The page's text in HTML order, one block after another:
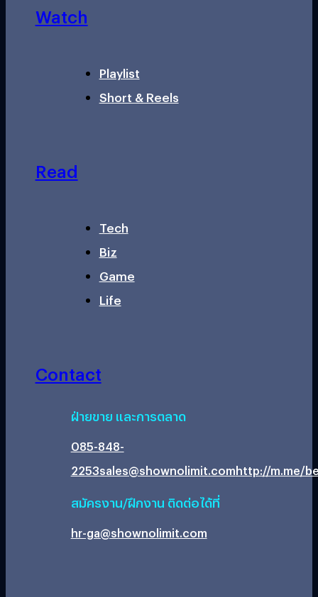
Watch
Playlist
Short & Reels
Read
Tech
Biz
Game
Life
Contact
ฝ่ายขาย และการตลาด
085-848-
2253sales@shownolimit.comhttp://m.me/
สมัครงาน/ฝึกงาน ติดต่อได้ที่
hr-ga@shownolimit.com